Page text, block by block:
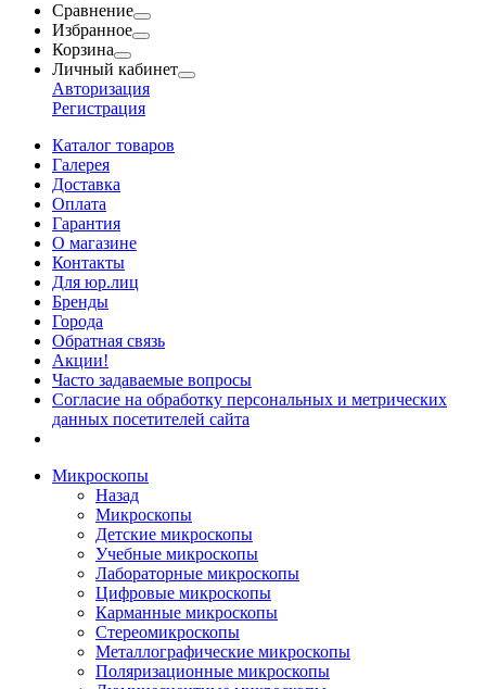
Сравнение
Избранное
Корзина
Личный кабинет
Авторизация
Регистрация
Каталог товаров
Галерея
Доставка
Оплата
Гарантия
О магазине
Контакты
Для юр.лиц
Бренды
Города
Обратная связь
Акции!
Часто задаваемые вопросы
Согласие на обработку персональных и метрических
данных посетителей сайта
Микроскопы
Назад
Микроскопы
Детские микроскопы
Учебные микроскопы
Лабораторные микроскопы
Цифровые микроскопы
Карманные микроскопы
Стереомикроскопы
Металлографические микроскопы
Поляризационные микроскопы